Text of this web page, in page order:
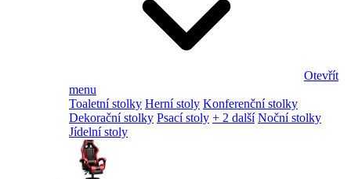
Otevřít
menu
Toaletní stolky Herní stoly Konferenční stolky
Dekorační stolky Psací stoly + 2 další Noční stolky
Jídelní stoly